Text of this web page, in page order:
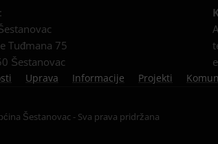
:
Tuđmana 75
Šestanovac
Uprava Informacije Projekti
Šestanovac - Sva prava pridržana